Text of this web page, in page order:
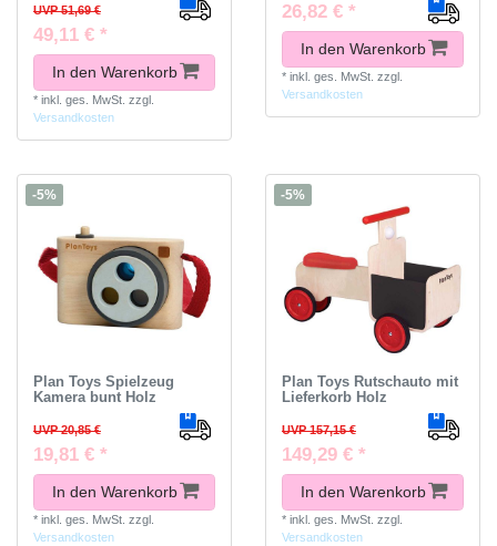
UVP 51,69 €
49,11 € *
In den Warenkorb
* inkl. ges. MwSt. zzgl.
Versandkosten
26,82 € *
In den Warenkorb
* inkl. ges. MwSt. zzgl.
Versandkosten
-5%
Plan Toys Spielzeug
Kamera bunt Holz
UVP 20,85 €
19,81 € *
In den Warenkorb
* inkl. ges. MwSt. zzgl.
Versandkosten
-5%
Plan Toys Rutschauto mit
Lieferkorb Holz
UVP 157,15 €
149,29 € *
In den Warenkorb
* inkl. ges. MwSt. zzgl.
Versandkosten